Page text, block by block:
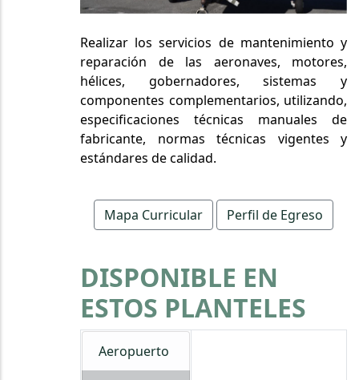
Realizar los servicios de mantenimiento y
reparación de las aeronaves, motores,
hélices, gobernadores, sistemas y
componentes complementarios, utilizando,
especificaciones técnicas manuales de
fabricante, normas técnicas vigentes y
estándares de calidad.
Mapa Curricular Perfil de Egreso
DISPONIBLE EN
ESTOS PLANTELES
Aeropuerto